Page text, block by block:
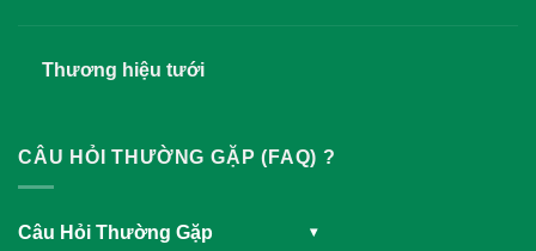
Thương hiệu tưới
CÂU HỎI THƯỜNG GẶP (FAQ) ?
Câu Hỏi Thường Gặp ▾